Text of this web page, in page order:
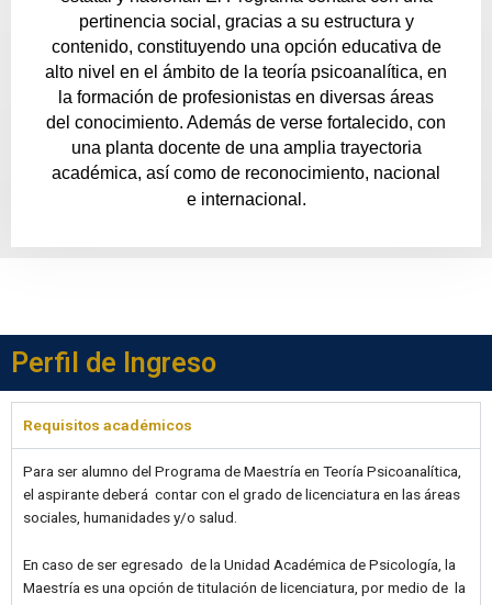
pertinencia social, gracias a su estructura y
contenido, constituyendo una opción educativa de
alto nivel en el ámbito de la teoría psicoanalítica, en
la formación de profesionistas en diversas áreas
del conocimiento. Además de verse fortalecido, con
una planta docente de una amplia trayectoria
académica, así como de reconocimiento, nacional
e internacional.
Perfil de Ingreso
Requisitos académicos
Para ser alumno del Programa de Maestría en Teoría Psicoanalítica,
el aspirante deberá contar con el grado de licenciatura en las áreas
sociales, humanidades y/o salud.
En caso de ser egresado de la Unidad Académica de Psicología, la
Maestría es una opción de titulación de licenciatura, por medio de la